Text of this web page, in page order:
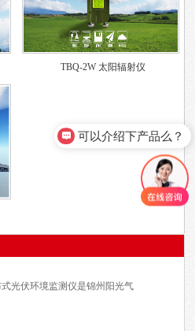
TBQ-2W 太阳辐射仪
式光伏环境监测仪是锦州阳光气
可以介绍下产品么？